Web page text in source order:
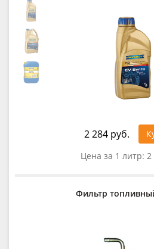
2 284 руб.
Цена за 1 литр: 2
Фильтр